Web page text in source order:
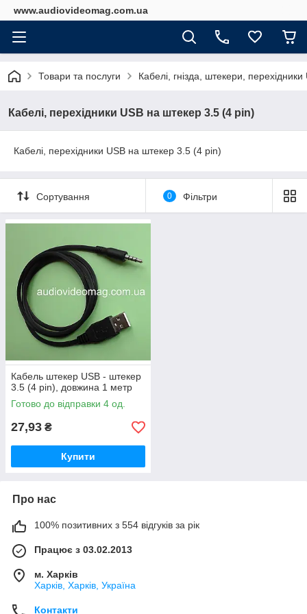
www.audiovideomag.com.ua
Товари та послуги Кабелі, гнізда, штекери,
Кабелі, перехідники USB на штекер 3.5 (4 pin)
Кабелі, перехідники USB на штекер 3.5 (4 pin)
Сортування 0 Фільтри
Кабель штекер USB - штекер
3.5 (4 pin), довжина 1 метр
Готово до відправки 4 од.
27,93 ₴
Купити
Про нас
100% позитивних з 554 відгуків за рік
Працює з 03.02.2013
м. Харків
Харків, Харків, Україна
Контакти